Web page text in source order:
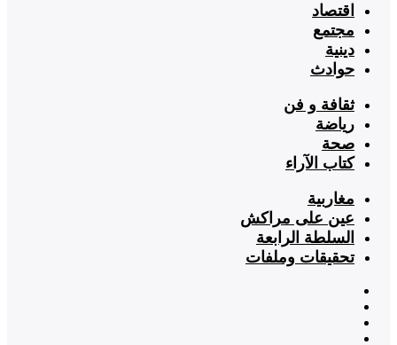
اقتصاد
مجتمع
دينية
حوادث
ثقافة و فن
رياضة
صحة
كتاب الآراء
مغاربية
عين على مراكش
السلطة الرابعة
تحقيقات وملفات